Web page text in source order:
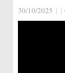
30/10/2025 | |